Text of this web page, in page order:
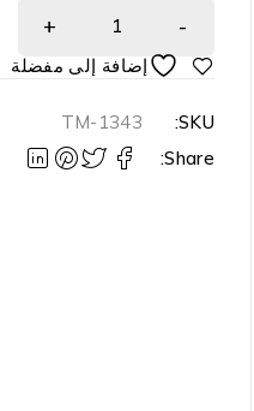
SKU:
TM-1343
Share: